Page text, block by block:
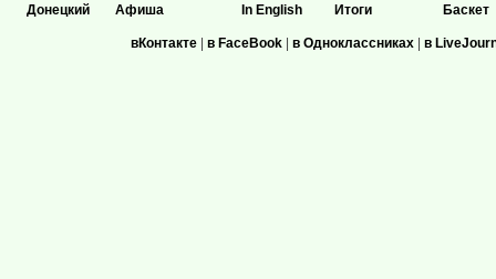
Донецкий
Афиша
In English
Итоги
Баскет
вКонтакте | в FaceBook | в Одноклассниках | в